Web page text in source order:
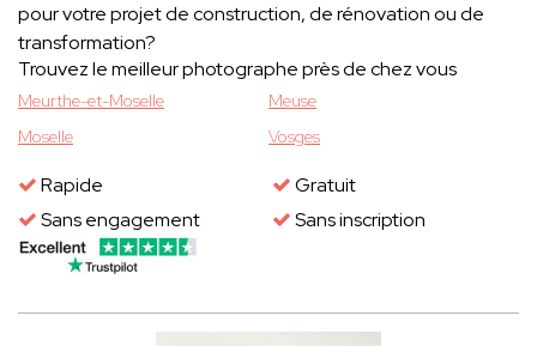
pour votre projet de construction, de rénovation ou de
transformation?
Trouvez le meilleur photographe près de chez vous
Meurthe-et-Moselle
Meuse
Moselle
Vosges
Rapide
Gratuit
Sans engagement
Sans inscription